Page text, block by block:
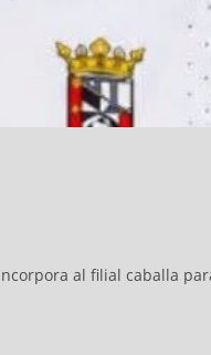
al filial caballa